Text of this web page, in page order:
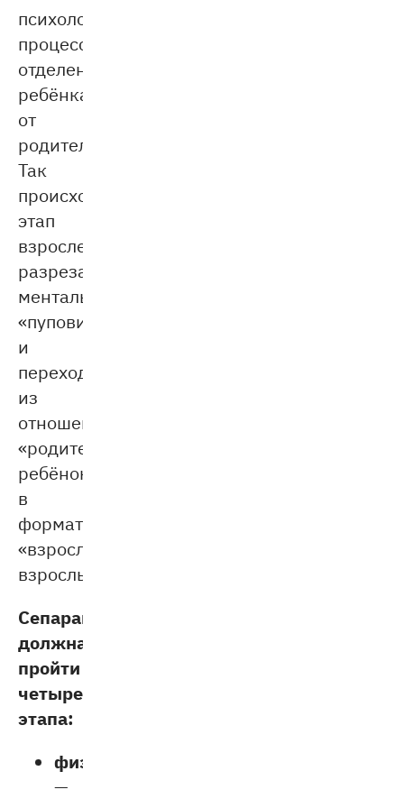
психологический
процесс
отделения
ребёнка
от
родителей.
Так
происходит
этап
взросления:
разрезание
ментальной
«пуповины»
и
переход
из
отношений
«родитель-
ребёнок»
в
формат
«взрослый-
взрослый».
Сепарация
должна
пройти
четыре
этапа:
физический
—